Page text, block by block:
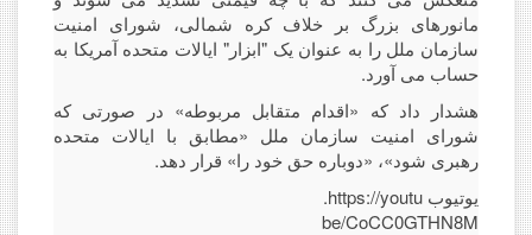
مانورهای بزرگ بر خلاف کره شمالی، شورای امنیت
سازمان ملل را به عنوان یک "ابزار" ایالات متحده آمریکا به
حساب می آورد.
هشدار داد که «اقدام متقابل مربوطه» در صورتی که
شورای امنیت سازمان ملل «مطابق با ایالات متحده
رهبری شود»، «دوباره حق خود را» قرار دهد.
یوتیوب https://youtu.
be/CoCC0GTHN8M